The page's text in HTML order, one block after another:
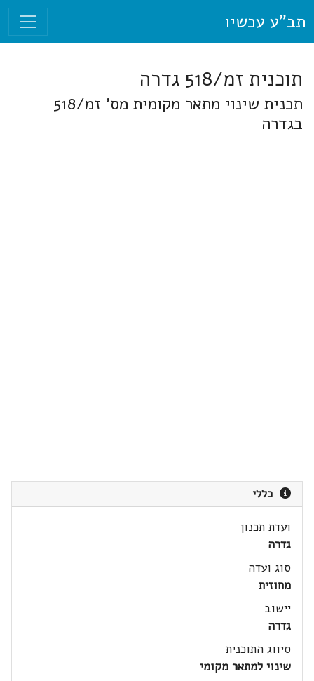
תב"ע עכשיו
תוכנית זמ/518 גדרה
תכנית שינוי מתאר מקומית מס' זמ/518
בגדרה
כללי
ועדת תכנון
גדרה
סוג ועדה
מחוזית
יישוב
גדרה
סיווג התוכנית
שינוי למתאר מקומי